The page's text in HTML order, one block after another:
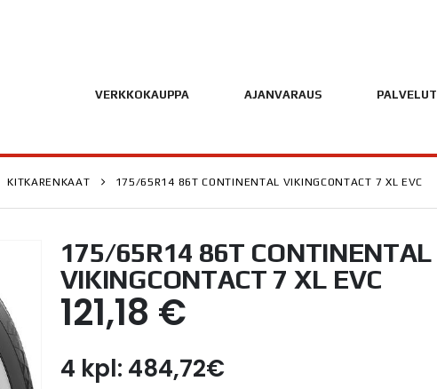
VERKKOKAUPPA AJANVARAUS PALVELUT
KITKARENKAAT 175/65R14 86T CONTINENTAL VIKINGCONTACT 7 XL EVC
175/65R14 86T CONTINENTAL
VIKINGCONTACT 7 XL EVC
121,18 €
4 kpl: 484,72€